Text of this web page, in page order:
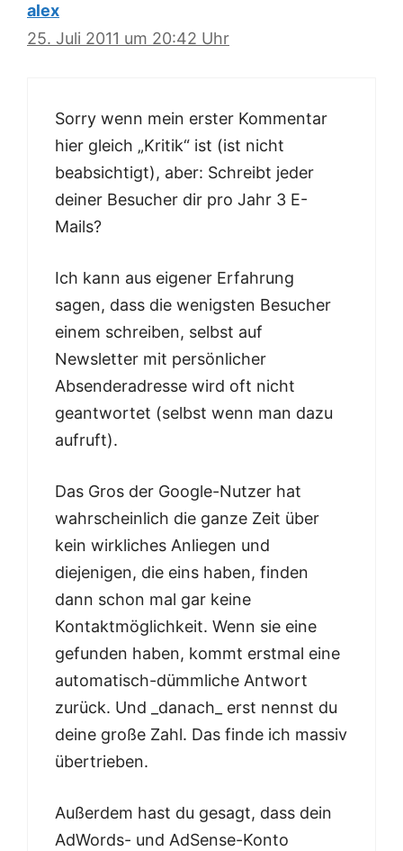
alex
25. Juli 2011 um 20:42 Uhr
Sorry wenn mein erster Kommentar
hier gleich „Kritik“ ist (ist nicht
beabsichtigt), aber: Schreibt jeder
deiner Besucher dir pro Jahr 3 E-
Mails?
Ich kann aus eigener Erfahrung
sagen, dass die wenigsten Besucher
einem schreiben, selbst auf
Newsletter mit persönlicher
Absenderadresse wird oft nicht
geantwortet (selbst wenn man dazu
aufruft).
Das Gros der Google-Nutzer hat
wahrscheinlich die ganze Zeit über
kein wirkliches Anliegen und
diejenigen, die eins haben, finden
dann schon mal gar keine
Kontaktmöglichkeit. Wenn sie eine
gefunden haben, kommt erstmal eine
automatisch-dümmliche Antwort
zurück. Und _danach_ erst nennst du
deine große Zahl. Das finde ich massiv
übertrieben.
Außerdem hast du gesagt, dass dein
AdWords- und AdSense-Konto